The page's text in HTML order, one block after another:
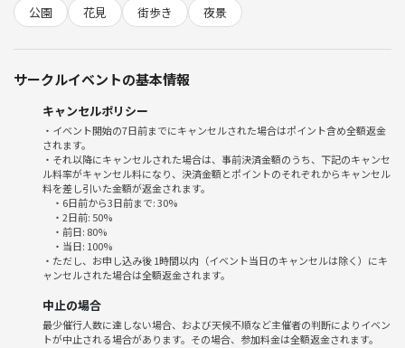
初参加・一人参加でも気軽にどうぞ😊
■ 流れ
①集合、自己紹介
②散策
③時間になったら終了
■ 下記ご了承の上お申し込みください
※ポイントバックはイベント終了後2日以内に行われます。完了したら
ダイレクトメッセージで通知がきます。確認できない場合はお手数です
がなかまつまでご連絡ください。
※小雨開催、大雨中止。主催者の主観で決めます。中止の場合は全額返
金されます。
※開始の6時間前の時点で最少催行人数を下回っている場合は中止とな
公園
花見 街歩き 夜景
サークルイベントの基本情報
キャンセルポリシー
・イベント開始の7日前までにキャンセルされた場合はポイント含め全額返金
されます。
・それ以降にキャンセルされた場合は、事前決済金額のうち、下記のキャンセ
ル料率がキャンセル料になり、決済金額とポイントのそれぞれからキャンセル
料を差し引いた金額が返金されます。
・6日前から3日前まで: 30%
・2日前: 50%
・前日: 80%
・当日: 100%
・ただし、お申し込み後 1時間以内（イベント当日のキャンセルは除く）にキ
ャンセルされた場合は全額返金されます。
中止の場合
最少催行人数に達しない場合、および天候不順など主催者の判断によりイベン
トが中止される場合があります。その場合、参加料金は全額返金されます。